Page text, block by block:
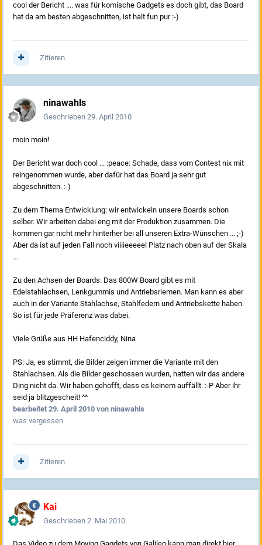
cool der Bericht .... was für komische Gadgets es doch gibt, das Board
hat da am besten abgeschnitten, ist halt fun pur :-)
Zitieren
ninawahls
Geschrieben 29. April 2010
moin moin!
Der Bericht war doch cool ... :peace: Schade, dass vom Contest nix mit
reingenommen wurde, aber dafür hat das Board ja sehr gut
abgeschnitten. :-)
Zu dem Thema Entwicklung: wir entwickeln unsere Boards schon
selber. Wir arbeiten dabei eng mit der Produktion zusammen. Die
kommen gar nicht mehr hinterher bei all unseren Extra-Wünschen ... ;-)
Aber da ist auf jeden Fall noch viiiieeeeel Platz nach oben auf der Skala
...
Zu den Achsen der Boards: Das 800W Board gibt es mit
Edelstahlachsen, Lenkgummis und Antriebsriemen. Man kann es aber
auch in der Variante Stahlachse, Stahlfedern und Antriebskette haben.
So ist für jede Präferenz was dabei.
Viele Grüße aus HH Hafenciddy, Nina
PS: Ja, es stimmt, die Bilder zeigen immer die Variante mit den
Stahlachsen. Als die Bilder geschossen wurden, hatten wir das andere
Ding nicht da. Wir haben gehofft, dass es keinem auffällt. :-P Aber ihr
seid ja blitzgescheit! ^^
bearbeitet 29. April 2010 von ninawahls
was vergessen
Zitieren
Kai
Geschrieben 2. Mai 2010